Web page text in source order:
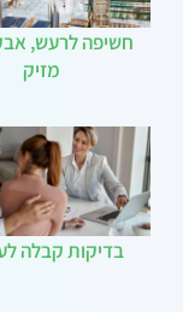
חשיפה לרעש,
מזיק
בדיקות קבלה